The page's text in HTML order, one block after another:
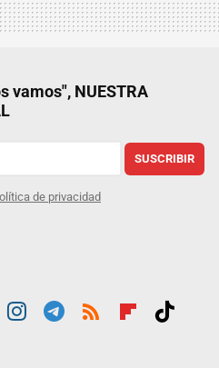
vamos", NUESTRA
SUSCRIBIR
de privacidad